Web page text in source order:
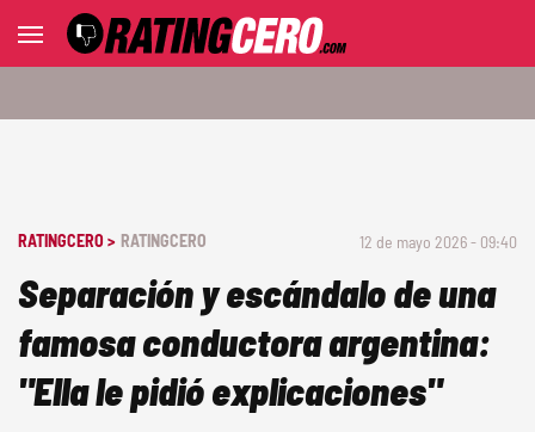
RATINGCERO > RATINGCERO 12 de mayo 2026 - 09:40
Separación y escándalo de una
famosa conductora argentina:
"Ella le pidió explicaciones"